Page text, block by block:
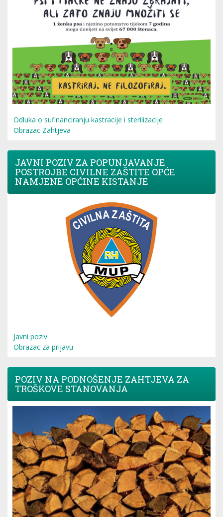
Odluka o sufinanciranju kastracije i sterilizacije
Obrazac Zahtjeva
JAVNI POZIV ZA POPUNJAVANJE
POSTROJBE CIVILNE ZAŠTITE OPĆE
NAMJENE OPĆINE KISTANJE
Javni poziv
Obrazac za prijavu
POZIV NA PODNOŠENJE ZAHTJEVA ZA
TROŠKOVE STANOVANJA